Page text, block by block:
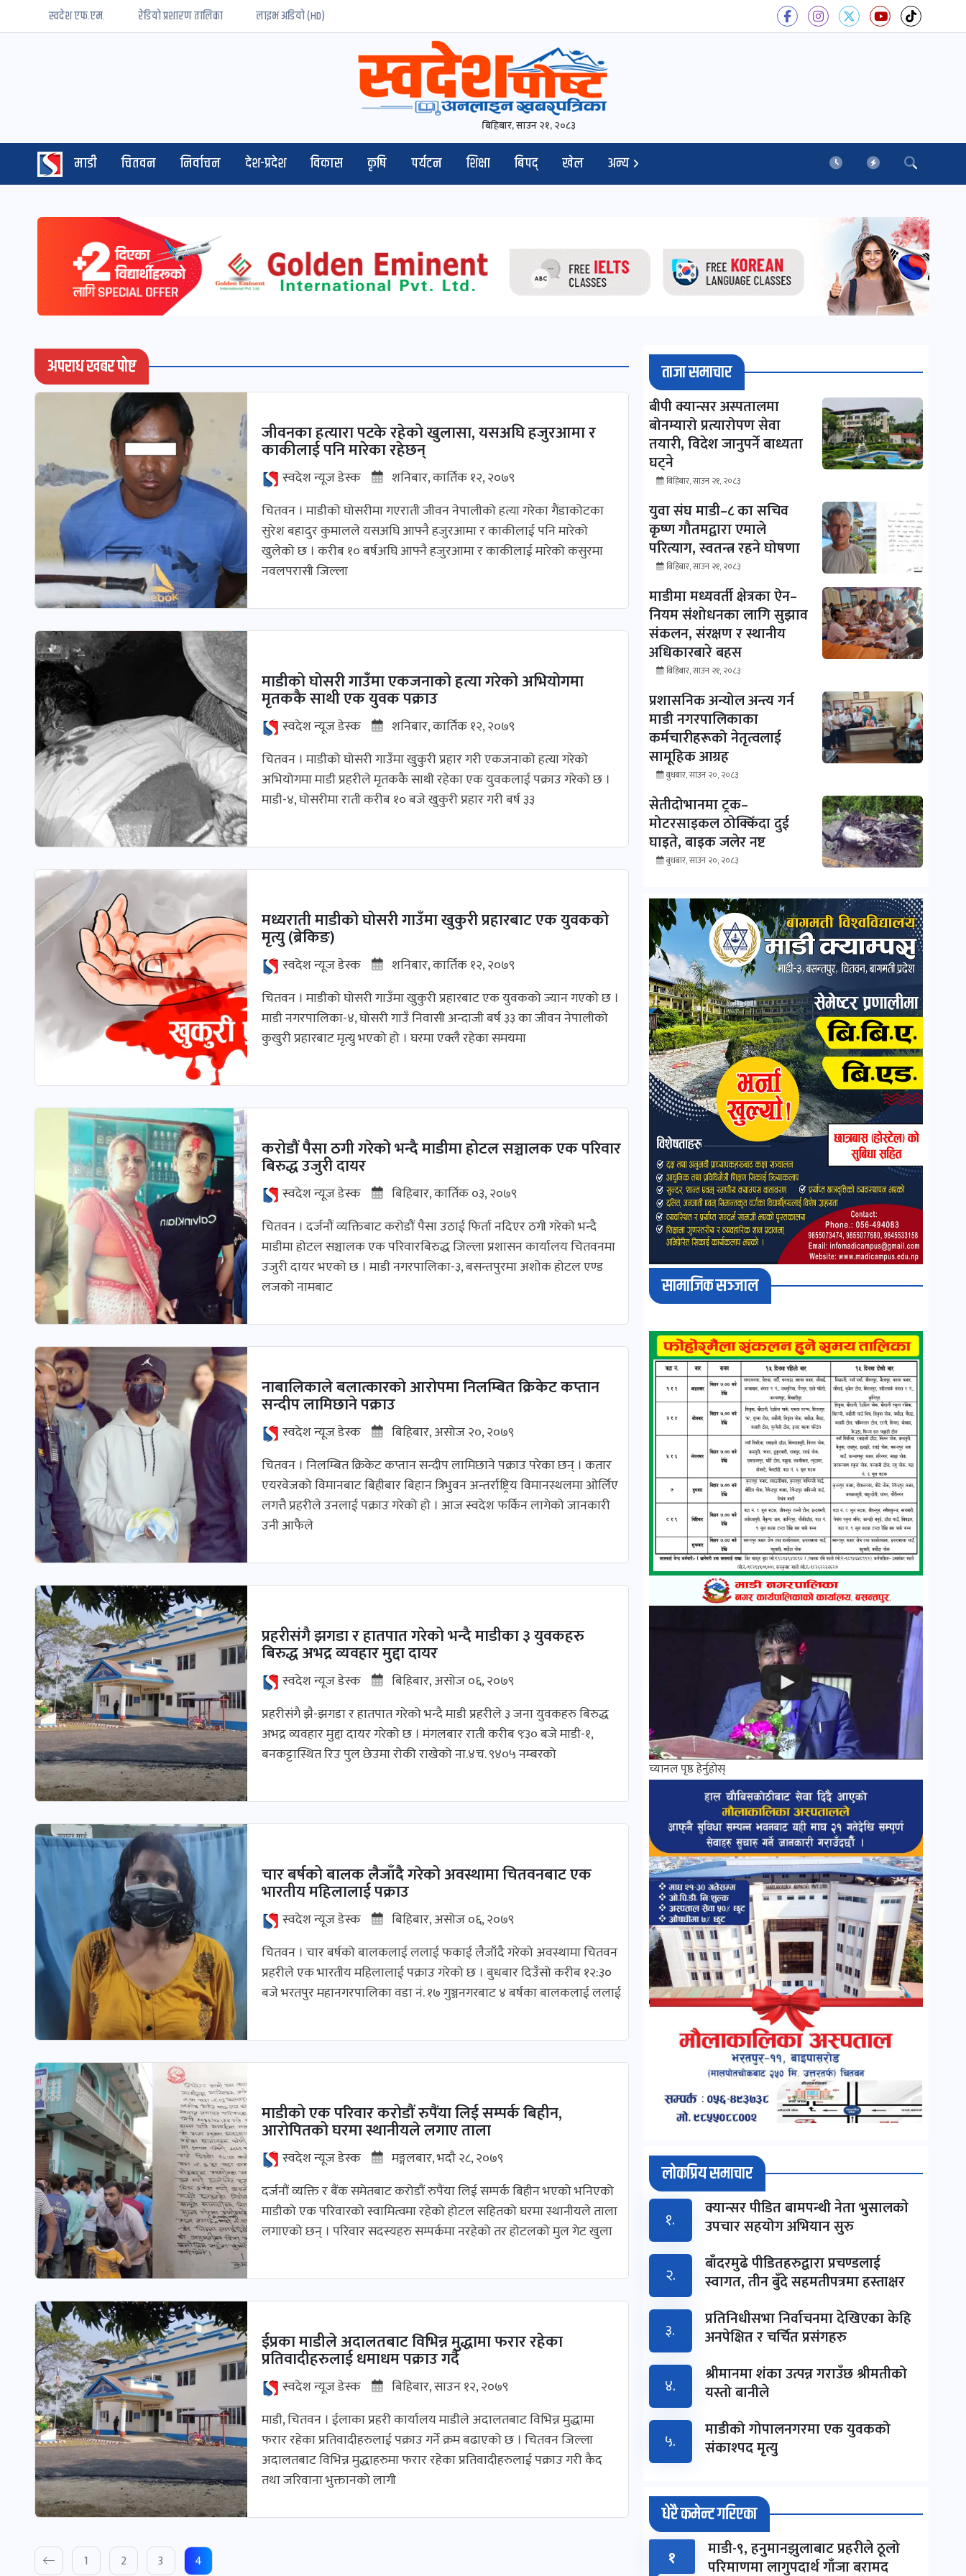
स्वदेश एफ.एम. रेडियो प्रशारण तालिका लाइभ अडियो (HD)
बिहिबार, साउन २१, २०८३
माडी चितवन निर्वाचन देश-प्रदेश विकास कृषि पर्यटन शिक्षा बिपद् खेल अन्य
अपराध खबर पोष्ट
जीवनका हत्यारा पटके रहेको खुलासा, यसअघि हजुरआमा र
काकीलाई पनि मारेका रहेछन्
स्वदेश न्यूज डेस्क
शनिबार, कार्तिक १२, २०७९
चितवन । माडीको घोसरीमा गएराती जीवन नेपालीको हत्या गरेका गैंडाकोटका
सुरेश बहादुर कुमालले यसअघि आफ्नै हजुरआमा र काकीलाई पनि मारेको
खुलेको छ । करीब १० बर्षअघि आफ्नै हजुरआमा र काकीलाई मारेको कसुरमा
नवलपरासी जिल्ला
माडीको घोसरी गाउँमा एकजनाको हत्या गरेको अभियोगमा
मृतककै साथी एक युवक पक्राउ
स्वदेश न्यूज डेस्क
शनिबार, कार्तिक १२, २०७९
चितवन । माडीको घोसरी गाउँमा खुकुरी प्रहार गरी एकजनाको हत्या गरेको
अभियोगमा माडी प्रहरीले मृतककै साथी रहेका एक युवकलाई पक्राउ गरेको छ ।
माडी-४, घोसरीमा राती करीब १० बजे खुकुरी प्रहार गरी बर्ष ३३
मध्यराती माडीको घोसरी गाउँमा खुकुरी प्रहारबाट एक युवकको
मृत्यु (ब्रेकिङ)
स्वदेश न्यूज डेस्क
शनिबार, कार्तिक १२, २०७९
चितवन । माडीको घोसरी गाउँमा खुकुरी प्रहारबाट एक युवकको ज्यान गएको छ ।
माडी नगरपालिका-४, घोसरी गाउँ निवासी अन्दाजी बर्ष ३३ का जीवन नेपालीको
कुखुरी प्रहारबाट मृत्यु भएको हो । घरमा एक्लै रहेका समयमा
करोडौं पैसा ठगी गरेको भन्दै माडीमा होटल सञ्चालक एक परिवार
बिरुद्ध उजुरी दायर
स्वदेश न्यूज डेस्क
बिहिबार, कार्तिक ०३, २०७९
चितवन । दर्जनौं व्यक्तिबाट करोडौं पैसा उठाई फिर्ता नदिएर ठगी गरेको भन्दै
माडीमा होटल सञ्चालक एक परिवारबिरुद्ध जिल्ला प्रशासन कार्यालय चितवनमा
उजुरी दायर भएको छ । माडी नगरपालिका-३, बसन्तपुरमा अशोक होटल एण्ड
लजको नामबाट
नाबालिकाले बलात्कारको आरोपमा निलम्बित क्रिकेट कप्तान
सन्दीप लामिछाने पक्राउ
स्वदेश न्यूज डेस्क
बिहिबार, असोज २०, २०७९
चितवन । निलम्बित क्रिकेट कप्तान सन्दीप लामिछाने पक्राउ परेका छन् । कतार
एयरवेजको विमानबाट बिहीबार बिहान त्रिभुवन अन्तर्राष्ट्रिय विमानस्थलमा ओर्लिए
लगत्तै प्रहरीले उनलाई पक्राउ गरेको हो । आज स्वदेश फर्किन लागेको जानकारी
उनी आफैले
प्रहरीसंगै झगडा र हातपात गरेको भन्दै माडीका ३ युवकहरु
बिरुद्ध अभद्र व्यवहार मुद्दा दायर
स्वदेश न्यूज डेस्क
बिहिबार, असोज ०६, २०७९
प्रहरीसंगै झै-झगडा र हातपात गरेको भन्दै माडी प्रहरीले ३ जना युवकहरु बिरुद्ध
अभद्र व्यवहार मुद्दा दायर गरेको छ । मंगलबार राती करीब ९ः३० बजे माडी-१,
बनकट्टास्थित रिउ पुल छेउमा रोकी राखेको ना.४च. ९४०५ नम्बरको
चार बर्षको बालक लैजाँदै गरेको अवस्थामा चितवनबाट एक
भारतीय महिलालाई पक्राउ
स्वदेश न्यूज डेस्क
बिहिबार, असोज ०६, २०७९
चितवन । चार बर्षको बालकलाई ललाई फकाई लैजाँदै गरेको अवस्थामा चितवन
प्रहरीले एक भारतीय महिलालाई पक्राउ गरेको छ । बुधबार दिउँसो करीब १२:३०
बजे भरतपुर महानगरपालिका वडा नं. १७ गुञ्जनगरबाट ४ बर्षका बालकलाई ललाई
माडीको एक परिवार करोडौं रुपैंया लिई सम्पर्क बिहीन,
आरोपितको घरमा स्थानीयले लगाए ताला
स्वदेश न्यूज डेस्क
मङ्गलबार, भदौ २८, २०७९
दर्जनाैं व्यक्ति र बैंक समेतबाट करोडौं रुपैंया लिई सम्पर्क बिहीन भएको भनिएको
माडीको एक परिवारको स्वामित्वमा रहेको होटल सहितको घरमा स्थानीयले ताला
लगाएको छन् । परिवार सदस्यहरु सम्पर्कमा नरहेको तर होटलको मुल गेट खुला
ईप्रका माडीले अदालतबाट विभिन्न मुद्धामा फरार रहेका
प्रतिवादीहरुलाई धमाधम पक्राउ गर्दै
स्वदेश न्यूज डेस्क
बिहिबार, साउन १२, २०७९
माडी, चितवन । ईलाका प्रहरी कार्यालय माडीले अदालतबाट विभिन्न मुद्धामा
फरार रहेका प्रतिवादीहरुलाई पक्राउ गर्ने क्रम बढाएको छ । चितवन जिल्ला
अदालतबाट विभिन्न मुद्धाहरुमा फरार रहेका प्रतिवादीहरुलाई पक्राउ गरी कैद
तथा जरिवाना भुक्तानको लागी
1 2 3 4
ताजा समाचार
बीपी क्यान्सर अस्पतालमा
बोनम्यारो प्रत्यारोपण सेवा
तयारी, विदेश जानुपर्ने बाध्यता
घट्ने
बिहिबार, साउन २१, २०८३
युवा संघ माडी–८ का सचिव
कृष्ण गौतमद्वारा एमाले
परित्याग, स्वतन्त्र रहने घोषणा
बिहिबार, साउन २१, २०८३
माडीमा मध्यवर्ती क्षेत्रका ऐन–
नियम संशोधनका लागि सुझाव
संकलन, संरक्षण र स्थानीय
अधिकारबारे बहस
बिहिबार, साउन २१, २०८३
प्रशासनिक अन्योल अन्त्य गर्न
माडी नगरपालिकाका
कर्मचारीहरूको नेतृत्वलाई
सामूहिक आग्रह
बुधबार, साउन २०, २०८३
सेतीदोभानमा ट्रक–
मोटरसाइकल ठोक्किँदा दुई
घाइते, बाइक जलेर नष्ट
बुधबार, साउन २०, २०८३
सामाजिक सञ्जाल
च्यानल पृष्ठ हेर्नुहोस्
लोकप्रिय समाचार
१. क्यान्सर पीडित बामपन्थी नेता भुसालकाे
उपचार सहयोग अभियान सुरु
२.
बाँदरमुढे पीडितहरुद्वारा प्रचण्डलाई
स्वागत, तीन बुँदे सहमतीपत्रमा हस्ताक्षर
३.
प्रतिनिधीसभा निर्वाचनमा देखिएका केहि
अनपेक्षित र चर्चित प्रसंगहरु
४.
श्रीमानमा शंका उत्पन्न गराउँछ श्रीमतीको
यस्तो बानीले
५.
माडीको गोपालनगरमा एक युवकको
संकाश्पद मृत्यु
धेरै कमेन्ट गरिएका
१ माडी-९, हनुमानझुलाबाट प्रहरीले ठूलो
परिमाणमा लागुपदार्थ गाँजा बरामद